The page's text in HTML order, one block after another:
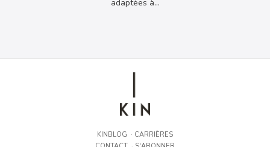
adaptées à...
KINBLOG · CARRIÈRES